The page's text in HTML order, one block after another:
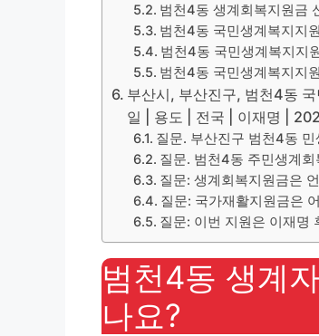
범천4동 생계회복지원금
범천4동 국민생계복지지
범천4동 국민생계복지지
범천4동 국민생계복지지
부산시, 부산진구, 범천4동
일 | 용도 | 전국 | 이재명 |
질문. 부산진구 범천4동
질문. 범천4동 주민생계
질문: 생계회복지원금은
질문: 국가재활지원금은
질문: 이번 지원은 이재명
범천4동 생계
나요?